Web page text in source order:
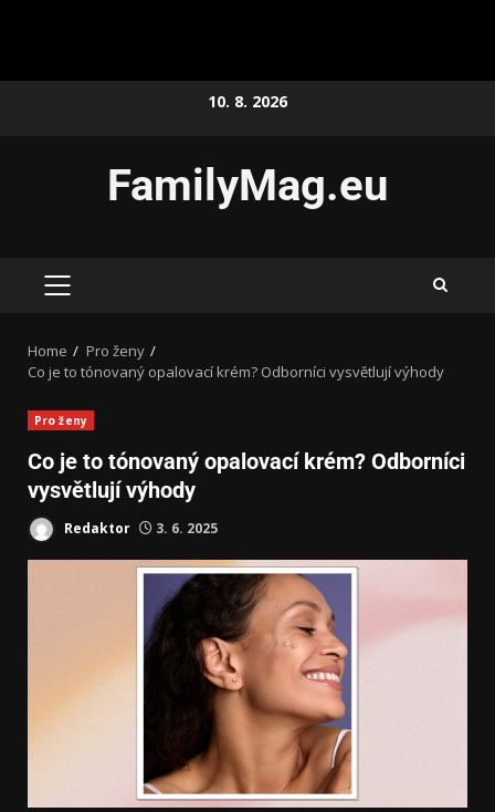
10. 8. 2026
FamilyMag.eu
Home
Pro ženy
Co je to tónovaný opalovací krém? Odborníci vysvětlují výhody
Pro ženy
Co je to tónovaný opalovací krém? Odborníci
vysvětlují výhody
Redaktor 3. 6. 2025